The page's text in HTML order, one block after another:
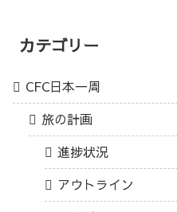
カテゴリー
CFC日本一周
旅の計画
進捗状況
アウトライン